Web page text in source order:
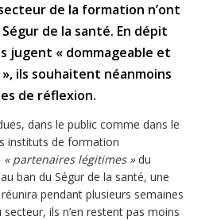
de la formation n’ont
de la santé. En dépit
jugent « dommageable et
ils souhaitent néanmoins
de réflexion.
dans le public comme dans le
instituts de formation
« partenaires légitimes »du
ban du Ségur de la santé, une
pendant plusieurs semaines
ils n’en restent pas moins